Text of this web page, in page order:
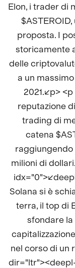
Elon, i trader di
proposta. I
storicamente
delle
a un
2021.</p>
reputazione
trading di
catena
raggiungendo
milioni di
idx="0"></
Solana si è
terra, il top di
sfondare
nel corso di un